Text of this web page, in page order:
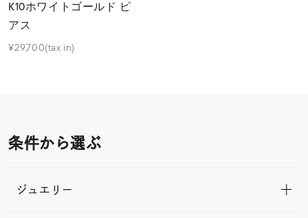
K10ホワイトゴールド ピ
アス
¥29,700(tax in)
条件から選ぶ
ジュエリー